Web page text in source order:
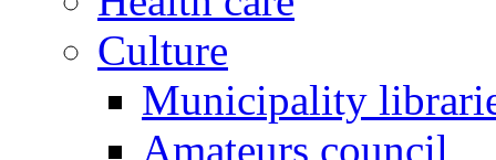
Culture
Municipality
Amateurs council